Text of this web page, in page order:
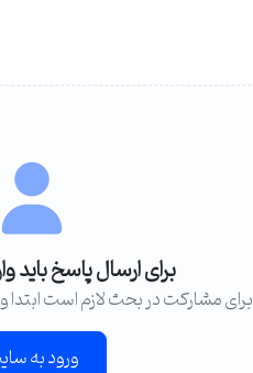
برای ارسال پاسخ باید
برای مشارکت در بحث لازم است
ورود به